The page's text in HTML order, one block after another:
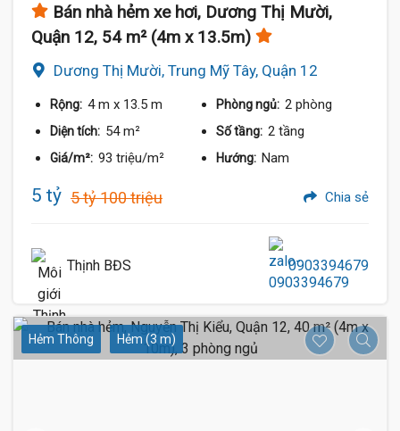
Bán nhà hẻm xe hơi, Dương Thị Mười,
Quận 12, 54 m² (4m x 13.5m)
Dương Thị Mười, Trung Mỹ Tây, Quận 12
Rộng: 4 m x 13.5 m Phòng ngủ: 2 phòng
Diện tích: 54 m² Số tầng: 2 tầng
Giá/m²: 93 triệu/m² Hướng: Nam
5 tỷ 5 tỷ 100 triệu Chia sẻ
Thịnh BĐS 0903394679
Hẻm Thông Hẻm (3 m)